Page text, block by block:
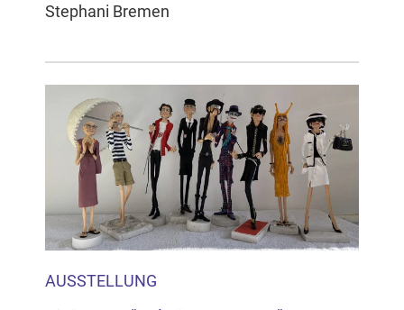
Stephani Bremen
AUSSTELLUNG